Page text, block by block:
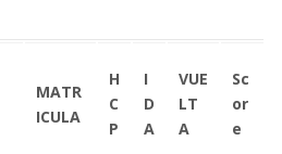
MATR
ICULA
H
C
P
I
D
A
VUE
LT
A
Sc
or
e